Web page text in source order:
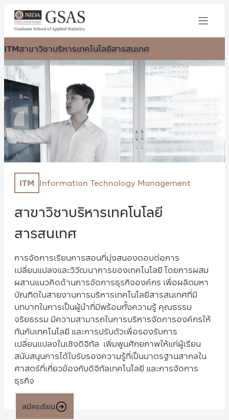
ITMสาขาวิชาบริหารเทคโนโลยีสารสนเทศ
ITM Information Technology Management
สาขาวิชาบริหารเทคโนโลยี
สารสนเทศ
การจัดการเรียนการสอนที่มุ่งสนองตอบต่อการ
เปลี่ยนแปลงและวิวัฒนาการของเทคโนโลยี โดยการผสม
ผสานแนวคิดด้านการจัดการธุรกิจองค์กร เพื่อผลิตมหา
บัณฑิตในสายงานการบริหารเทคโนโลยีสารสนเทศที่มี
บทบาทในการเป็นผู้นำที่มีพร้อมทั้งความรู้ คุณธรรม
จริยธรรม มีความสามารถในการบริหารจัดการองค์กรให้
ทันกับเทคโนโลยี และการปรับตัวเพื่อรองรับการ
เปลี่ยนแปลงในเชิงดิจิทัล เพิ่มพูนศักยภาพให้แก่ผู้เรียน
สนับสนุนการได้ใบรับรองความรู้ที่เป็นมาตรฐานสากลใน
ศาสตร์ที่เกี่ยวข้องกับดิจิทัลเทคโนโลยี และการจัดการ
ธุรกิจ
สมัครเรียน